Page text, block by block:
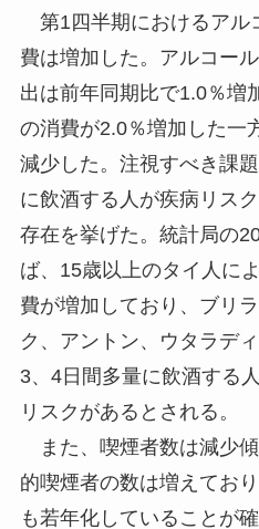
第1四半期におけるアル
費は増加した。アルコー
出は前年同期比で1.0％増
の消費が2.0％増加した一
減少した。注視すべき課
に飲酒する人が疾病リス
存在を挙げた。統計局の
ば、15歳以上のタイ人に
費が増加しており、ブリ
ク、アントン、ウタラデ
3、4日間多量に飲酒する
リスクがあるとされる。
また、喫煙者数は減少
的喫煙者の数は増えてお
も若年化していることが